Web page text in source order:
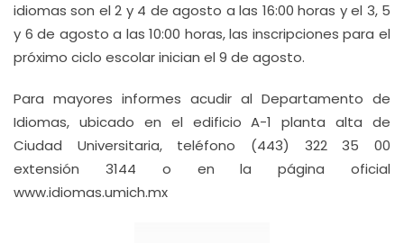
idiomas son el 2 y 4 de agosto a las 16:00 horas y el 3, 5
y 6 de agosto a las 10:00 horas, las inscripciones para el
próximo ciclo escolar inician el 9 de agosto.
Para mayores informes acudir al Departamento de
Idiomas, ubicado en el edificio A-1 planta alta de
Ciudad Universitaria, teléfono (443) 322 35 00
extensión 3144 o en la página oficial
www.idiomas.umich.mx